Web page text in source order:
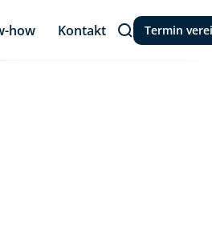
how Kontakt Termin